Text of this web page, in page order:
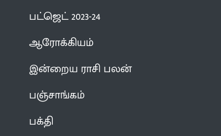
பட்ஜெட் 2023-24
ஆரோக்கியம்
இன்றைய ராசி பலன்
பஞ்சாங்கம்
பக்தி